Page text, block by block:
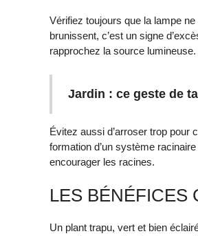
Vérifiez toujours que la lampe
brunissent, c’est un signe
rapprochez la source lumineuse.
Jardin : ce geste de
Évitez aussi d’arroser trop pour
formation d’un système
encourager les racines.
LES BÉNÉFICES
Un plant trapu, vert et bien